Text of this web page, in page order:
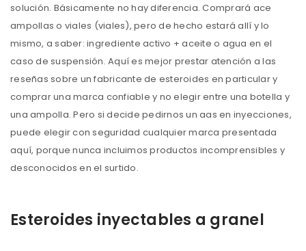
solución. Básicamente no hay diferencia. Comprará ace
ampollas o viales (viales), pero de hecho estará allí y lo
mismo, a saber: ingrediente activo + aceite o agua en el
caso de suspensión. Aquí es mejor prestar atención a las
reseñas sobre un fabricante de esteroides en particular y
comprar una marca confiable y no elegir entre una botella y
una ampolla. Pero si decide pedirnos un aas en inyecciones,
puede elegir con seguridad cualquier marca presentada
aquí, porque nunca incluimos productos incomprensibles y
desconocidos en el surtido.
Esteroides inyectables a granel